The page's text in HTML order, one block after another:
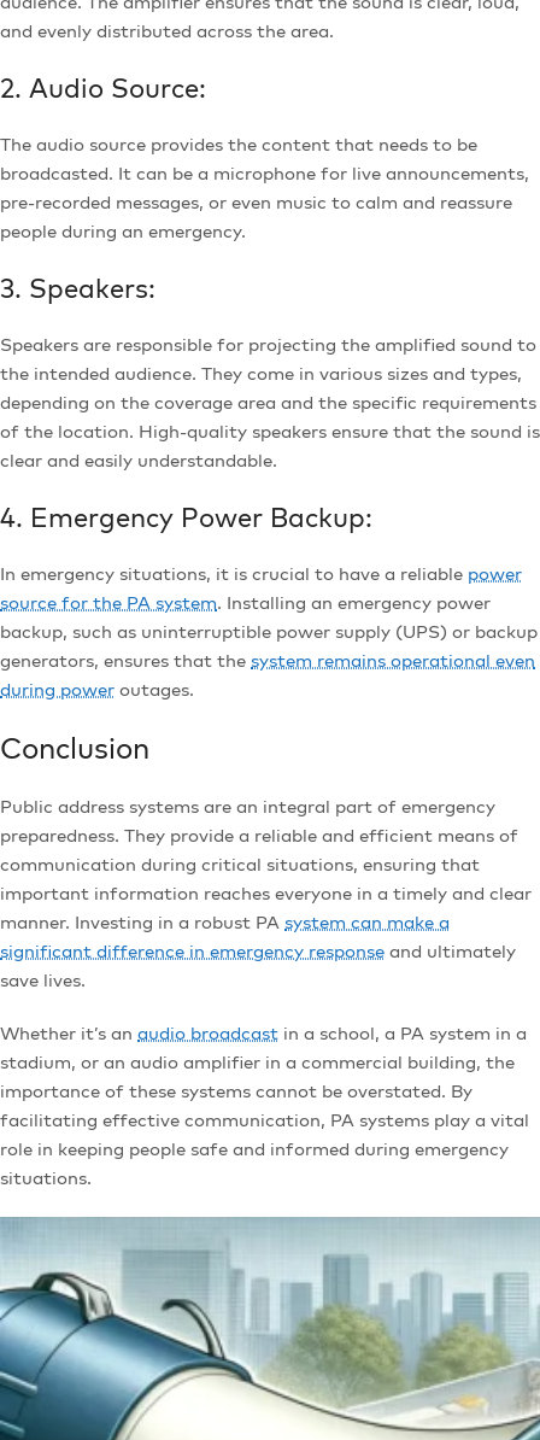
and evenly distributed across the area.
2. Audio Source:
The audio source provides the content that needs to be
broadcasted. It can be a microphone for live announcements,
pre-recorded messages, or even music to calm and reassure
people during an emergency.
3. Speakers:
Speakers are responsible for projecting the amplified sound to
the intended audience. They come in various sizes and types,
depending on the coverage area and the specific requirements
of the location. High-quality speakers ensure that the sound is
clear and easily understandable.
4. Emergency Power Backup:
In emergency situations, it is crucial to have a reliable power
source for the PA system. Installing an emergency power
backup, such as uninterruptible power supply (UPS) or backup
generators, ensures that the system remains operational even
during power outages.
Conclusion
Public address systems are an integral part of emergency
preparedness. They provide a reliable and efficient means of
communication during critical situations, ensuring that
important information reaches everyone in a timely and clear
manner. Investing in a robust PA system can make a
significant difference in emergency response and ultimately
save lives.
Whether it’s an audio broadcast in a school, a PA system in a
stadium, or an audio amplifier in a commercial building, the
importance of these systems cannot be overstated. By
facilitating effective communication, PA systems play a vital
role in keeping people safe and informed during emergency
situations.